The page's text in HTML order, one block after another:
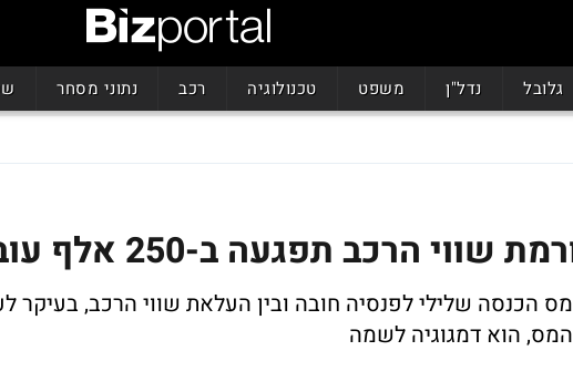
גלובל נדל"ן משפט טכנולוגיה רכב נתוני מסחר
הכנסה שלילי לפנסיה חובה ובין העלאת שווי הרכב, בעיקר
הוא דמגוגיה לשמה